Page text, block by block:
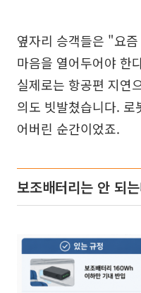
옆자리 승객들은 "요
마음을 열어두어야 한
실제로는 항공편 지연
의도 빗발쳤습니다.
어버린 순간이었죠.
보조배터리는 안 되